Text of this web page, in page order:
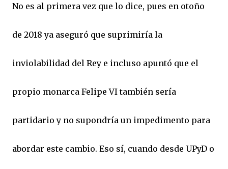
No es al primera vez que lo dice, pues en otoño
de 2018 ya aseguró que suprimiría la
inviolabilidad del Rey e incluso apuntó que el
propio monarca Felipe VI también sería
partidario y no supondría un impedimento para
abordar este cambio. Eso sí, cuando desde UPyD o